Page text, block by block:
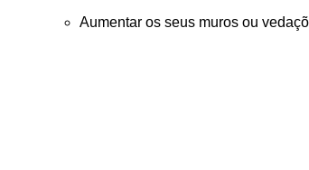
Aumentar os seus muros ou